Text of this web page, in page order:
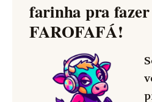
farinha pra fazer
FAROFAFÁ!